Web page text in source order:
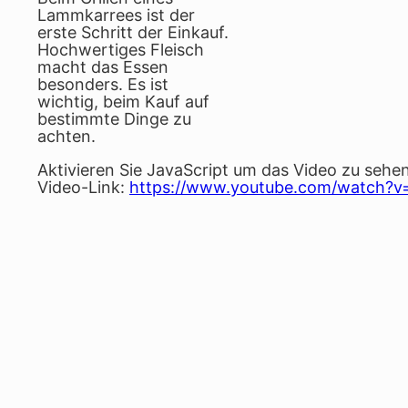
Lammkarrees ist der
erste Schritt der Einkauf.
Hochwertiges Fleisch
macht das Essen
besonders. Es ist
wichtig, beim Kauf auf
bestimmte Dinge zu
achten.
Aktivieren Sie JavaScript um das Video zu
Video-Link: https://www.youtube.com/